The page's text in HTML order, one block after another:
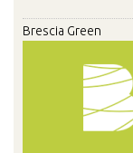
Brescia Green